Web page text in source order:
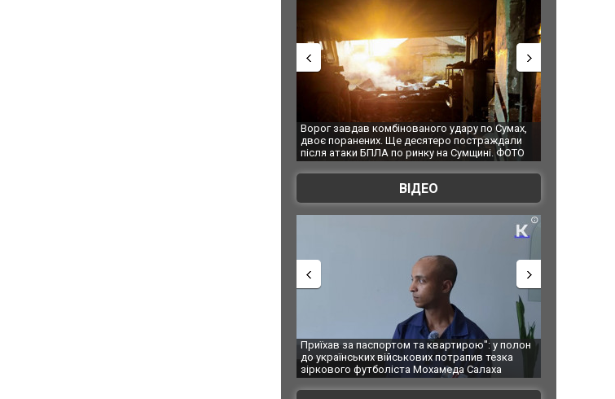
Ворог завдав комбінованого удару по Сумах,
двоє поранених. Ще десятеро постраждали
після атаки БПЛА по ринку на Сумщині. ФОТО
ВІДЕО
Приїхав за паспортом та квартирою": у полон
до українських військових потрапив тезка
зіркового футболіста Мохамеда Салаха
Одесу накрила
ураганним